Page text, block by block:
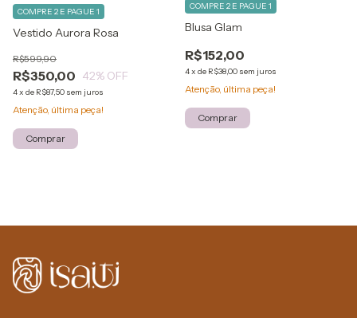
Vestido Aurora Rosa
R$350,00
R$599,90
42% OFF
4x de R$87,50 sem juros
COMPRE 2 E PAGUE 1
Atenção, última peça!
Comprar
Blusa Glam
R$152,00
4x de R$38,00 sem juros
COMPRE 2 E PAGUE 1
Atenção, última peça!
Comprar